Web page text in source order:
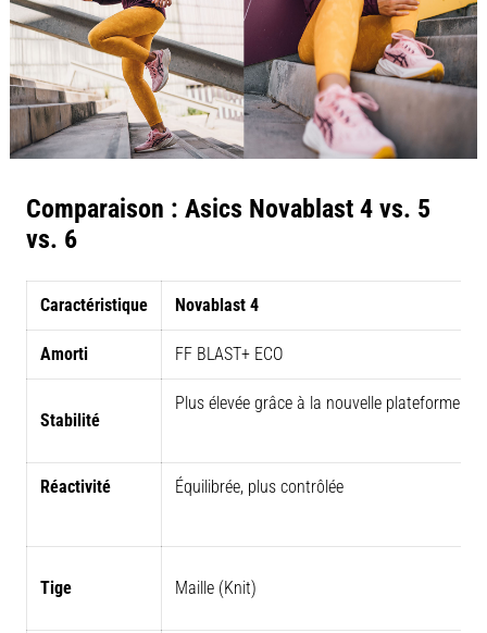
Comparaison : Asics Novablast 4 vs. 5
vs. 6
Caractéristique Novablast 4
Amorti FF BLAST+ ECO
Stabilité
Plus élevée grâce à la nouvelle plateforme
Réactivité Équilibrée, plus contrôlée
Tige Maille (Knit)